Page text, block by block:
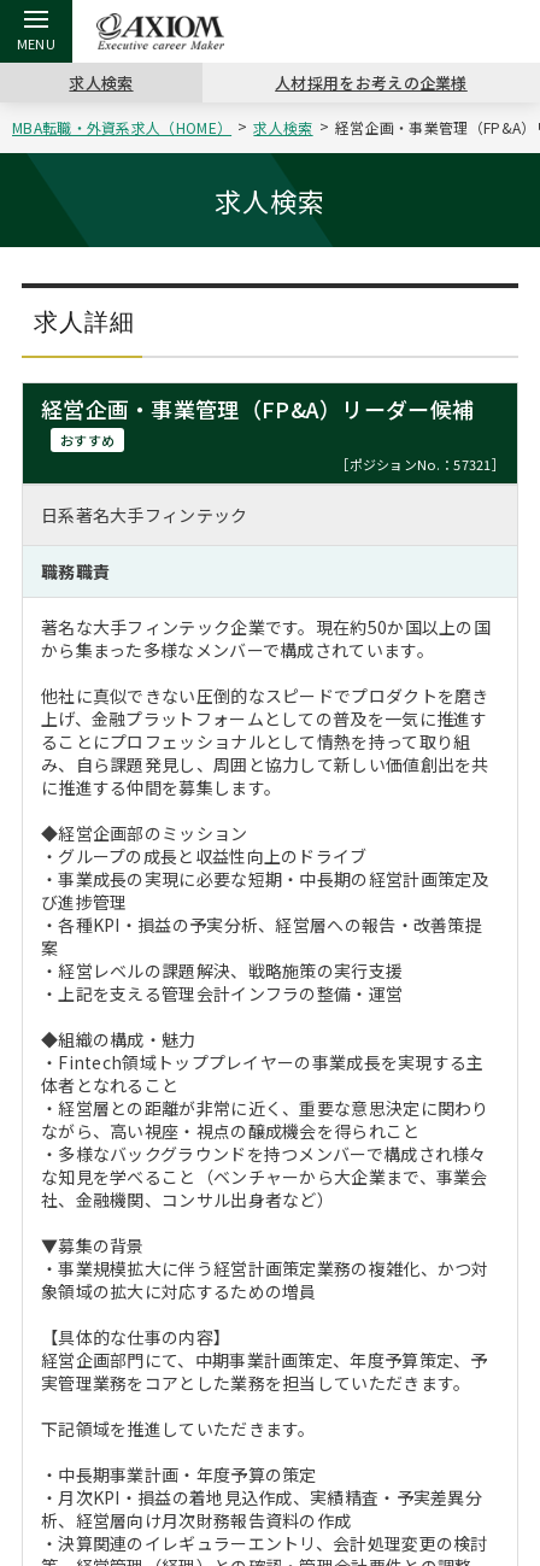
戻る
アクシアムの特長
戻る
コンサ
サービス案内
戻る
キャリ
コンサルタントの紹介
戻る
キャリア支援 TOP
キャリアデザイン講座
（最新求人市場動向）
戻る
MBAの
ステージ別アドバイス
MBAの転職事例
MBAからのFAQ
MBA留学生数の推移
戻る
日本か
インターン受入企業一覧
MBAを生かす求人特集
年齢と年収の相関図
戻る
転職ツール TOP
英文レジュメの書き方
戻る
パワー
職務経歴書の書き方
よくある面接Q&A集
戻る
転職コラム TOP
“展”職相談室
転職市場の明日をよめ
転職成功への4つの鍵
注目企業インタビュー
戻る
イベント・セミナー TOP
ジョブフェア
キャリアデザインセミナー
キャリアフォーラム
Career Talk Live
MBA NETWORKING
戻る
会社概要 TOP
沿革
主なクライアント
採用情報
ニュースリリース
求人検索 人材採用をお考えの企業様
MBA転職・外資系求人（HOME） 求人検索 経営企画・事業管理（FP&A
求人検索
求人詳細
経営企画・事業管理（FP&A）リーダー候補
おすすめ
［ポジションNo.：57321］
日系著名大手フィンテック
職務職責
著名な大手フィンテック企業です。現在約50か国以上の国
から集まった多様なメンバーで構成されています。
他社に真似できない圧倒的なスピードでプロダクトを磨き
上げ、金融プラットフォームとしての普及を一気に推進す
ることにプロフェッショナルとして情熱を持って取り組
み、自ら課題発見し、周囲と協力して新しい価値創出を共
に推進する仲間を募集します。
◆経営企画部のミッション
・グループの成長と収益性向上のドライブ
・事業成長の実現に必要な短期・中長期の経営計画策定及
び進捗管理
・各種KPI・損益の予実分析、経営層への報告・改善策提
案
・経営レベルの課題解決、戦略施策の実行支援
・上記を支える管理会計インフラの整備・運営
◆組織の構成・魅力
・Fintech領域トッププレイヤーの事業成長を実現する主
体者となれること
・経営層との距離が非常に近く、重要な意思決定に関わり
ながら、高い視座・視点の醸成機会を得られこと
・多様なバックグラウンドを持つメンバーで構成され様々
な知見を学べること（ベンチャーから大企業まで、事業会
社、金融機関、コンサル出身者など）
▼募集の背景
・事業規模拡大に伴う経営計画策定業務の複雑化、かつ対
象領域の拡大に対応するための増員
【具体的な仕事の内容】
経営企画部門にて、中期事業計画策定、年度予算策定、予
実管理業務をコアとした業務を担当していただきます。
下記領域を推進していただきます。
・中長期事業計画・年度予算の策定
・月次KPI・損益の着地見込作成、実績精査・予実差異分
析、経営層向け月次財務報告資料の作成
・決算関連のイレギュラーエントリ、会計処理変更の検討